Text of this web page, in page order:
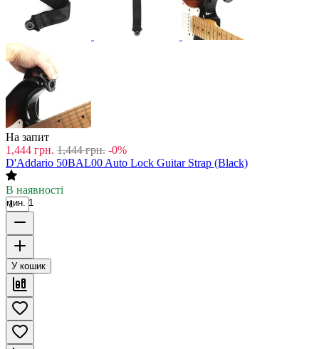
На запит
1,444 грн. 1,444 грн. -0%
D'Addario 50BAL00 Auto Lock Guitar Strap (Black)
В наявності
мин. 1
У кошик